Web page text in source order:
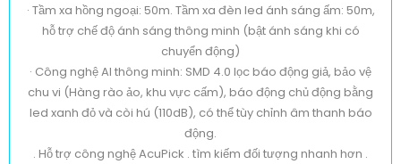
· Tầm xa hồng ngoại: 50m. Tầm xa đèn led ánh sáng ấm: 50m,
hỗ trợ chế độ ánh sáng thông minh (bật ánh sáng khi có
chuyển động)
· Công nghệ AI thông minh: SMD 4.0 lọc báo động giả, bảo vệ
chu vi (Hàng rào ảo, khu vực cấm), báo động chủ động bằng
led xanh đỏ và còi hú (110dB), có thể tùy chỉnh âm thanh báo
động.
. Hỗ trợ công nghệ AcuPick . tìm kiếm đối tượng nhanh hơn .